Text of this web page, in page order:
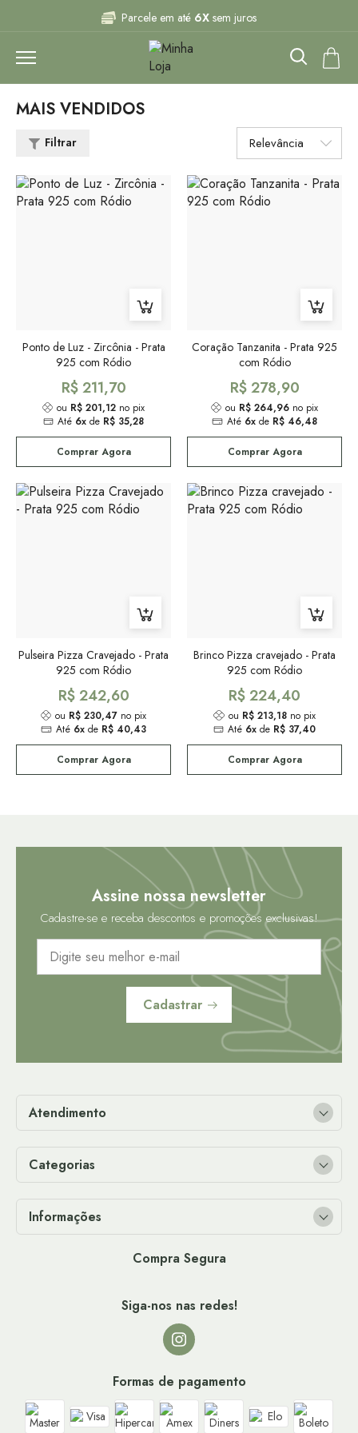
Parcele em até 6X sem juros
que acompanham seus momentos
Frete grátis para todoBrasil
Parcele em até
que acompanham seus momentos
MAIS VENDIDOS
Filtrar
Ponto de Luz - Zircônia - Prata
925 com Ródio
R$ 211,70
ou R$ 201,12 no pix
Até 6x de R$ 35,28
Comprar Agora
Coração Tanzanita - Prata 925
com Ródio
R$ 278,90
ou R$ 264,96 no pix
Até 6xde R$ 46,48
Comprar Agora
Pulseira Pizza Cravejado - Prata
925 com Ródio
R$ 242,60
ou R$ 230,47 no pix
Até 6xde R$ 40,43
Comprar Agora
Brinco Pizza cravejado - Prata
925 com Ródio
R$ 224,40
ou R$ 213,18no pix
Até 6x de R$ 37,40
Comprar Agora
Assine nossa newsletter
Cadastre-se e receba descontos e promoções exclusivas!
Cadastrar
Categorias
Informações
Compra Segura
Atendimento
Siga-nos nas redes!
Formas de pagamento